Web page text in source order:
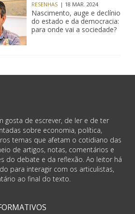
RESENHAS | 18 MAR. 2024
Nascimento, auge e declínio
do estado e da democracia:
para onde vai a sociedade?
gosta de escrever, de ler e de ter
sobre economia, política,
temas que afetam o cotidiano das
de artigos, notas, comentários e
do debate e da reflexão. Ao leitor há
para interagir com os articulistas,
ao final do texto.